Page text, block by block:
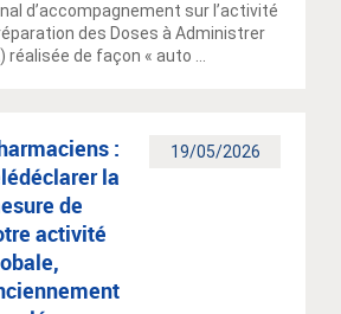
d’accompagnement sur l’activité
des Doses à Administrer
réalisée de façon « auto ...
19/05/2026
:
la
de
activité